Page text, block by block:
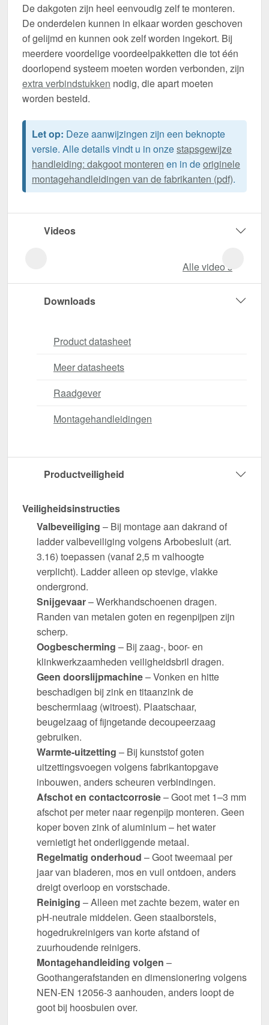
De dakgoten zijn heel eenvoudig zelf te monteren.
De onderdelen kunnen in elkaar worden geschoven
of gelijmd en kunnen ook zelf worden ingekort. Bij
meerdere voordelige voordeelpakketten die tot één
doorlopend systeem moeten worden verbonden, zijn
extra verbindstukken nodig, die apart moeten
worden besteld.
Let op: Deze aanwijzingen zijn een beknopte
versie. Alle details vindt u in onzestapsgewijze
handleiding: dakgoot monteren en in deoriginele
montagehandleidingen van de fabrikanten (pdf).
Videos
Alle video‘s
Downloads
Product datasheet
Meer datasheets
Raadgever
Montagehandleidingen
Productveiligheid
Veiligheidsinstructies
Valbeveiliging – Bij montage aan dakrand of
ladder valbeveiliging volgens Arbobesluit (art.
3.16) toepassen (vanaf 2,5 m valhoogte
verplicht). Ladder alleen op stevige, vlakke
ondergrond.
Snijgevaar– Werkhandschoenen dragen.
Randen van metalen goten en regenpijpen zijn
scherp.
Oogbescherming – Bij zaag-, boor- en
klinkwerkzaamheden veiligheidsbril dragen.
Geen doorslijpmachine– Vonken en hitte
beschadigen bij zink en titaanzink de
beschermlaag (witroest). Plaatschaar,
beugelzaag of fijngetande decoupeerzaag
gebruiken.
Warmte-uitzetting – Bij kunststof goten
uitzettingsvoegen volgens fabrikantopgave
inbouwen, anders scheuren verbindingen.
Afschot en contactcorrosie– Goot met 1–3 mm
afschot per meter naar regenpijp monteren. Geen
koper boven zink of aluminium – het water
vernietigt het onderliggende metaal.
Regelmatig onderhoud – Goot tweemaal per
jaar van bladeren, mos en vuil ontdoen, anders
dreigt overloop en vorstschade.
Reiniging – Alleen met zachte bezem, water en
pH-neutrale middelen. Geen staalborstels,
hogedrukreinigers van korte afstand of
zuurhoudende reinigers.
Montagehandleiding volgen –
Goothangerafstanden en dimensionering volgens
NEN-EN 12056-3 aanhouden, anders loopt de
goot bij hoosbuien over.